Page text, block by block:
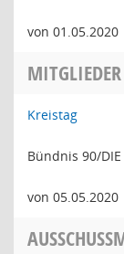
von 01.05.2020
MITGLIEDER
Kreistag
Bündnis 90/
von 05.05.2020